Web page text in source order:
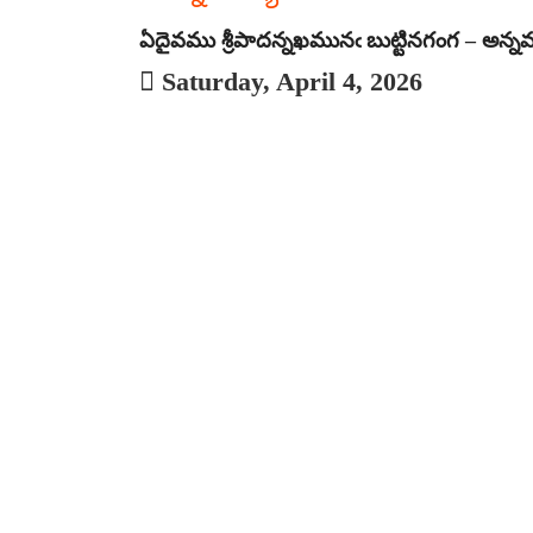
ఏదైవము శ్రీపాదన్నఖమునఁ బుట్టినగంగ –
Saturday, April 4, 2026